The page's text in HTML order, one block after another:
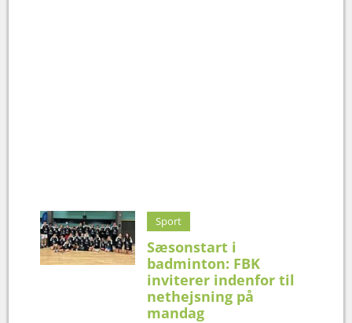
Sport
Sæsonstart i
badminton: FBK
inviterer indenfor til
nethejsning på
mandag